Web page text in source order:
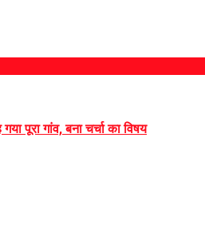
पूरा गांव, बना चर्चा का विषय